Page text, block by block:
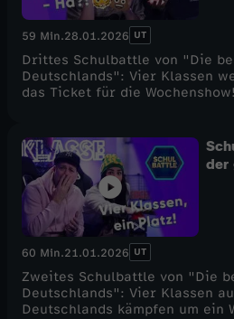
59 Min.28.01.2026 UT
Drittes Schulbattle von "Die
Deutschlands": Vier Klassen
das Ticket für die Wochenshow!
der
60 Min.21.01.2026 UT
Zweites Schulbattle von "Die
Deutschlands": Vier Klassen
Deutschlands kämpfen um ein